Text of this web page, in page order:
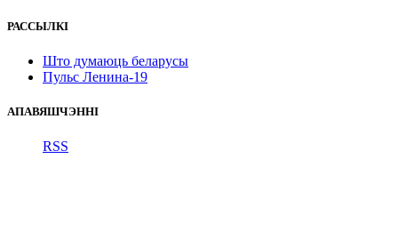
РАССЫЛКІ
Што думаюць беларусы
Пульс Ленина-19
АПАВЯШЧЭННІ
RSS